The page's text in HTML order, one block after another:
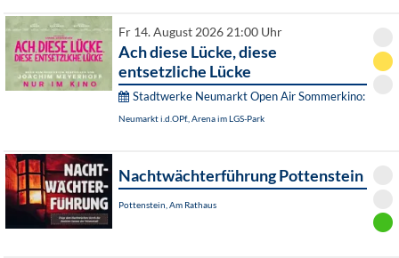
Fr 14. August 2026 21:00 Uhr
Ach diese Lücke, diese
entsetzliche Lücke
Stadtwerke Neumarkt Open Air Sommerkino:
Neumarkt i.d.OPf., Arena im LGS-Park
Nachtwächterführung Pottenstein
Pottenstein, Am Rathaus